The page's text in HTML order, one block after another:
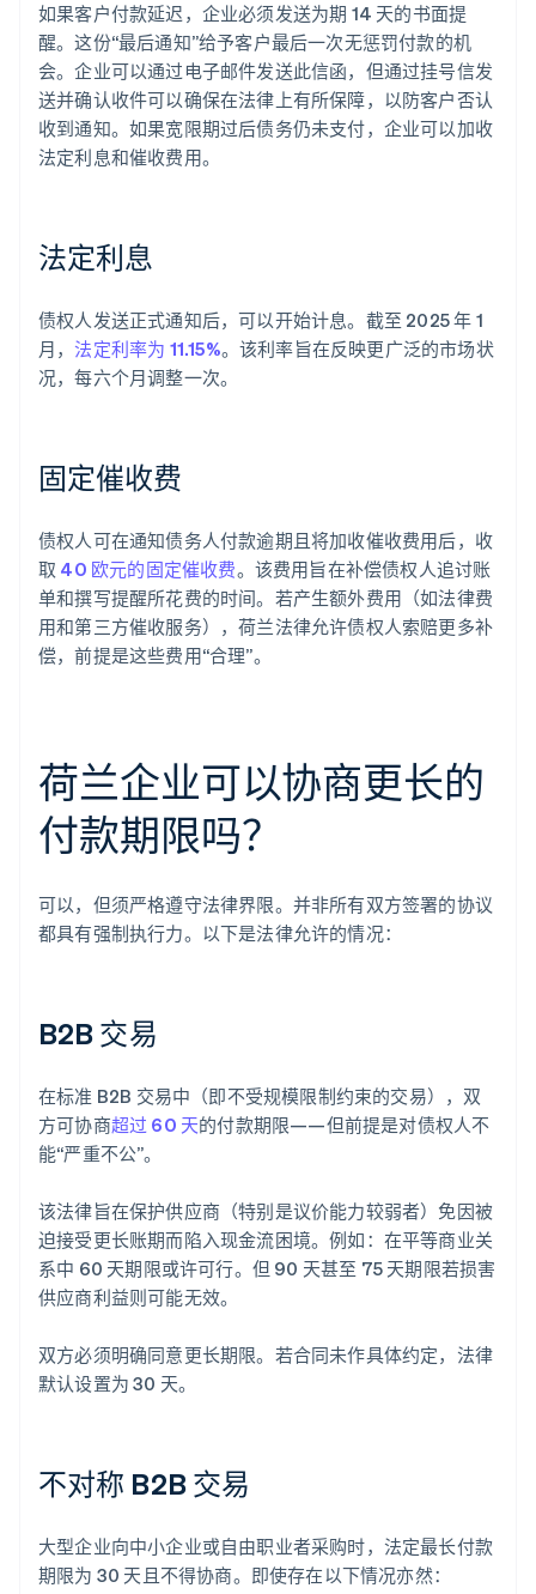
如果客户付款延迟，企业必须发送为期 14 天的书面提
醒。这份“最后通知”给予客户最后一次无惩罚付款的机
会。企业可以通过电子邮件发送此信函，但通过挂号信发
送并确认收件可以确保在法律上有所保障，以防客户否认
收到通知。如果宽限期过后债务仍未支付，企业可以加收
法定利息和催收费用。
法定利息
债权人发送正式通知后，可以开始计息。截至 2025 年 1
月， 法定利率为 11.15%。该利率旨在反映更广泛的市场状
况，每六个月调整一次。
固定催收费
债权人可在通知债务人付款逾期且将加收催收费用后，收
取 40 欧元的固定催收费。该费用旨在补偿债权人追讨账
单和撰写提醒所花费的时间。若产生额外费用（如法律费
用和第三方催收服务），荷兰法律允许债权人索赔更多补
偿，前提是这些费用“合理”。
荷兰企业可以协商更长的
付款期限吗？
可以，但须严格遵守法律界限。并非所有双方签署的协议
都具有强制执行力。以下是法律允许的情况：
B2B 交易
在标准 B2B 交易中（即不受规模限制约束的交易），双
方可协商超过 60 天的付款期限——但前提是对债权人不
能“严重不公”。
该法律旨在保护供应商（特别是议价能力较弱者）免因被
迫接受更长账期而陷入现金流困境。例如：在平等商业关
系中 60 天期限或许可行。但 90 天甚至 75 天期限若损害
供应商利益则可能无效。
双方必须明确同意更长期限。若合同未作具体约定，法律
默认设置为 30 天。
不对称 B2B 交易
大型企业向中小企业或自由职业者采购时，法定最长付款
期限为 30 天且不得协商。即使存在以下情况亦然：